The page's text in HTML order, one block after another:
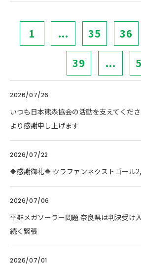
1 ... 35 36
39 ...
2026/07/26
いつも日本熊森協会の活動を支えてくだ
より感謝申し上げます
2026/07/22
🔶感謝御礼🔶 クラファンネクストゴール
2026/07/06
平群メガソーラー問題 奈良県は判決受け
続く緊張
2026/07/01